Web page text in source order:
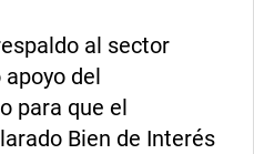
al sector
del
para que el
Bien de Interés